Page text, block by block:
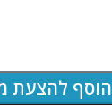
הוסף להצעת